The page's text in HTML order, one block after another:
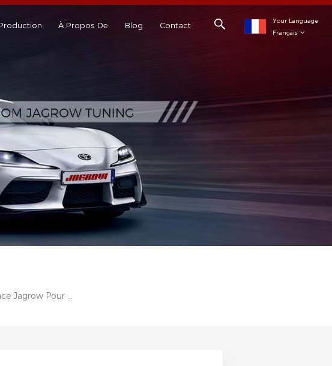
Your Language
Français
À Propos De Blog Contact
Intercooler De Performance Jagrow Pour Volkswagen Vw T5